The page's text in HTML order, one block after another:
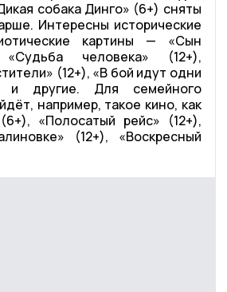
собака Динго» (6+) сняты
Интересны исторические
картины — «Сын
человека» (12+),
(12+), «В бой идут одни
и другие. Для семейного
например, такое кино, как
«Полосатый рейс» (12+),
(12+), «Воскресный